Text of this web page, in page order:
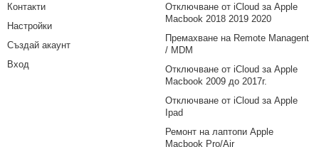
Контакти
Настройки
Създай акаунт
Вход
Отключване от iCloud за Apple
Macbook 2018 2019 2020
Премахване на Remote Managent
/ MDM
Отключване от iCloud за Apple
Macbook 2009 до 2017г.
Отключване от iCloud за Apple
Ipad
Ремонт на лаптопи Apple
Macbook Pro/Air